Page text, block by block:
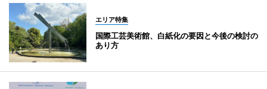
エリア特集
国際工芸美術館、白紙化の要因と今後の検討の
あり方